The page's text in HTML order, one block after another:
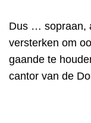
Dus … sopraan,
versterken om
gaande te
cantor van de